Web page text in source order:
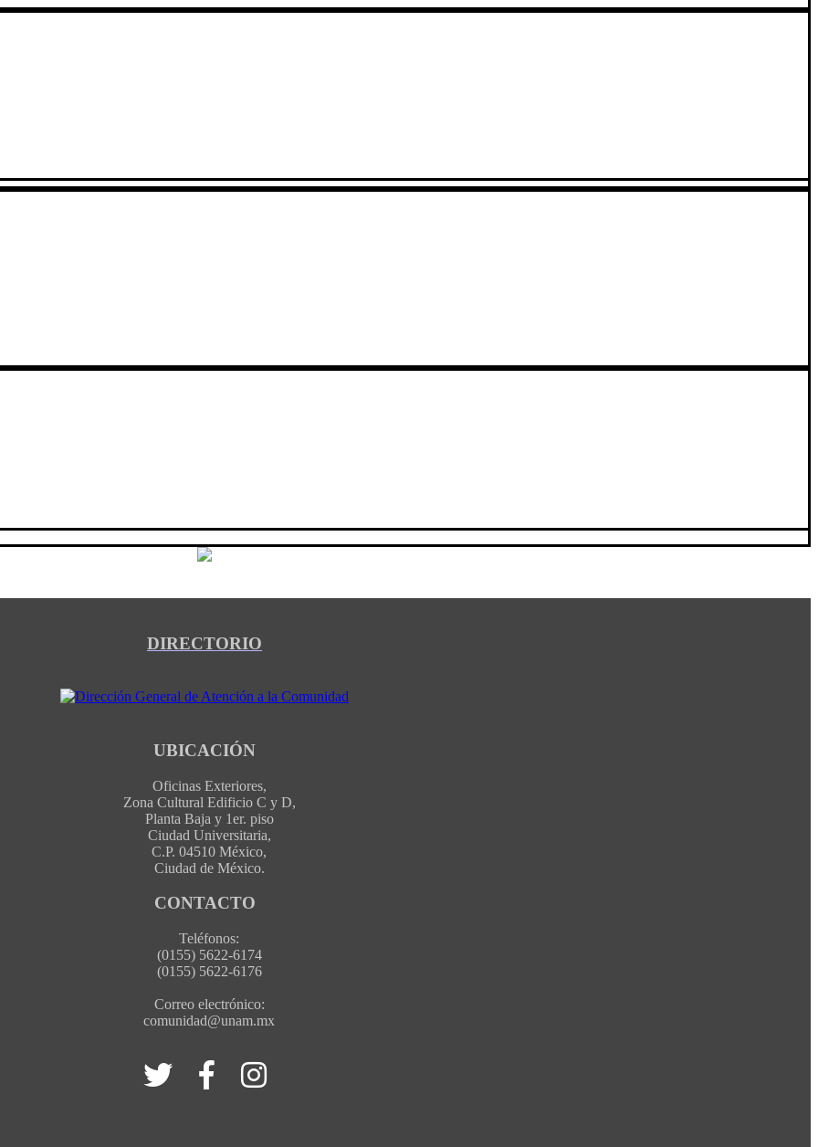
DIRECTORIO
UBICACIÓN
Oficinas Exteriores,
Zona Cultural Edificio C y D,
Planta Baja y 1er. piso
Ciudad Universitaria,
C.P. 04510 México,
Ciudad de México.
CONTACTO
Teléfonos:
(0155) 5622-6174
(0155) 5622-6176
Correo electrónico:
comunidad@unam.mx